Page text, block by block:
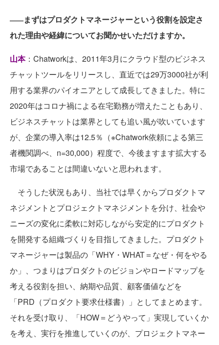
――まずはプロダクトマネージャーという役割を設定さ
れた理由や経緯についてお聞かせいただけますか。
山本：Chatworkは、2011年3月にクラウド型のビジネス
チャットツールをリリースし、直近では29万3000社が利
用する業界のパイオニアとして成長してきました。特に
2020年はコロナ禍による在宅勤務が増えたこともあり、
ビジネスチャットは業界としても追い風が吹いています
が、企業の導入率は12.5％（※Chatwork依頼による第三
者機関調べ、n=30,000）程度で、今後ますます拡大する
市場であることは間違いないと思われます。
そうした状況もあり、当社では早くからプロダクトマ
ネジメントとプロジェクトマネジメントを分け、社会や
ニーズの変化に柔軟に対応しながら安定的にプロダクト
を開発する組織づくりを目指してきました。プロダクト
マネージャーは製品の「WHY・WHAT＝なぜ・何をやる
か」、つまりはプロダクトのビジョンやロードマップを
考える役割を担い、納期や品質、顧客価値などを
「PRD（プロダクト要求仕様書）」としてまとめます。
それを受け取り、「HOW＝どうやって」実現していくか
を考え、実行を推進していくのが、プロジェクトマネー